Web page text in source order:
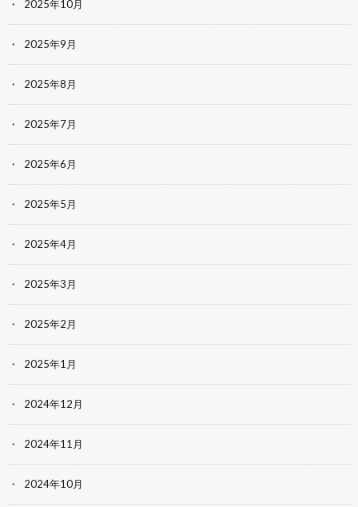
2025年10月
2025年9月
2025年8月
2025年7月
2025年6月
2025年5月
2025年4月
2025年3月
2025年2月
2025年1月
2024年12月
2024年11月
2024年10月